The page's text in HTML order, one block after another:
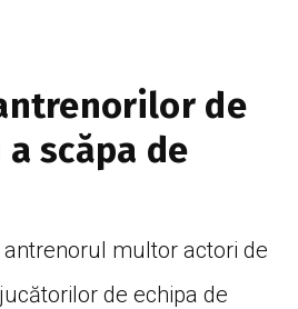
de
scăpa de
antrenorul multor actori de
de echipa de